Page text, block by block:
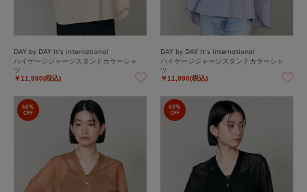
DAY by DAY It's international
ハイゲージジャージスタンドカラーシャ
ツ
￥11,990(税込)
DAY by DAY It's international
ハイゲージジャージスタンドカラーシャ
ツ
￥11,990(税込)
60%
OFF
60%
OFF